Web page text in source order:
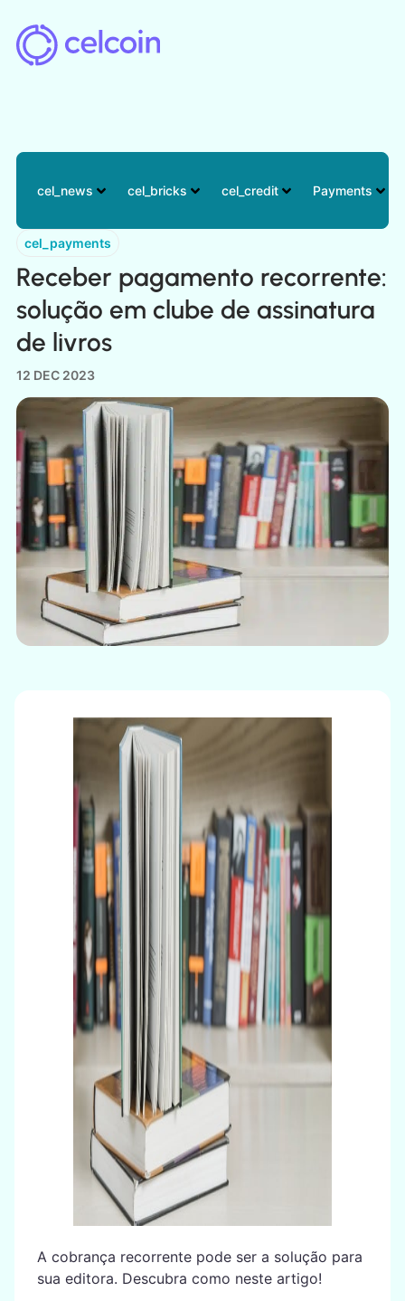
cel_news cel_bricks cel_credit
cel_payments
Receber pagamento recorrente:
solução em clube de assinatura
de livros
12 DEC 2023
A cobrança recorrente pode ser a solução para
sua editora. Descubra como neste artigo!